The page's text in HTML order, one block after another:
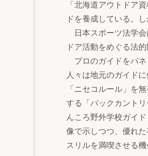
「北海道アウトドア
ドを養成している。
日本スポーツ法学会
ドア活動をめぐる法
プロのガイドをパネ
人々は地元のガイド
「ニセコルール」を
する「バックカント
んころ野外学校ガイ
像で示しつつ、優れ
スリルを満喫させる